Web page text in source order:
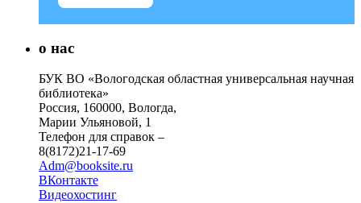
о нас
БУК ВО «Вологодская областная универсальная научная
библиотека»
Россия, 160000, Вологда,
Марии Ульяновой, 1
Телефон для справок –
8(8172)21-17-69
Adm@booksite.ru
ВКонтакте
Видеохостинг